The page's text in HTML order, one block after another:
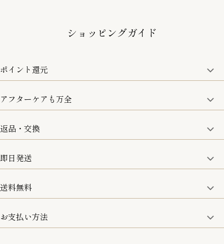
ショッピングガイド
ポイント還元
商品金額の10%をポイント還元いたします。
アフターケアも万全
取り扱い商品はすべて正規品となります。
修理などのご相談に関しましては、責任を持って対応させてい
ただきます。
返品・交換
8日以内なら、返品・交換も可能です。
即日発送
15:00までのご注文は即日発送
お取寄せ商品を除く
送料無料
5,500円(税込)以上で全国送料無料となります。
お支払い方法